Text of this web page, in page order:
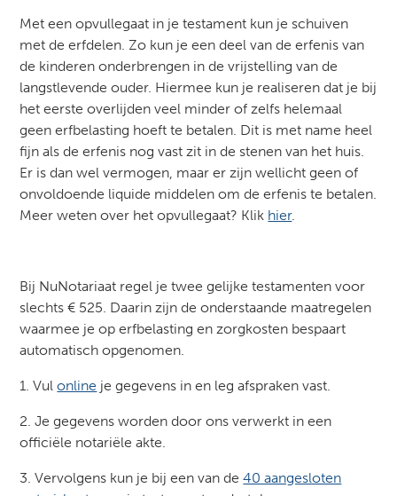
Met een opvullegaat in je testament kun je schuiven
met de erfdelen. Zo kun je een deel van de erfenis van
de kinderen onderbrengen in de vrijstelling van de
langstlevende ouder. Hiermee kun je realiseren dat je bij
het eerste overlijden veel minder of zelfs helemaal
geen erfbelasting hoeft te betalen. Dit is met name heel
fijn als de erfenis nog vast zit in de stenen van het huis.
Er is dan wel vermogen, maar er zijn wellicht geen of
onvoldoende liquide middelen om de erfenis te betalen.
Meer weten over het opvullegaat? Klik hier.
Bij NuNotariaat regel je twee gelijke testamenten voor
slechts € 525. Daarin zijn de onderstaande maatregelen
waarmee je op erfbelasting en zorgkosten bespaart
automatisch opgenomen.
1. Vulonline je gegevens in en leg afspraken vast.
2. Je gegevens worden door ons verwerkt in een
officiële notariële akte.
3. Vervolgens kun je bij een van de40 aangesloten